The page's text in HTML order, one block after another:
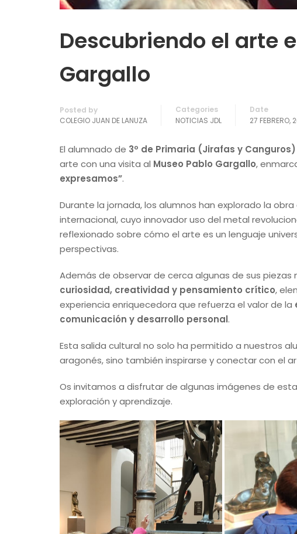
Descubriendo el arte
Gargallo
Posted by
COLEGIO JUAN DE LANUZA
Categories
NOTICIAS JDL
Date
27 FEBRERO,
El alumnado de 3º de Primaria (Jirafas y Canguros)
arte con una visita al Museo Pablo Gargallo,
expresamos”.
Durante la jornada, los alumnos han explorado la obra
internacional, cuyo innovador uso del metal
reflexionado sobre cómo el arte es un lenguaje
perspectivas.
Además de observar de cerca algunas de sus
curiosidad, creatividad y pensamiento crítico,
experiencia enriquecedora que refuerza el valor de la
comunicación y desarrollo personal.
Esta salida cultural no solo ha permitido a nuestros
aragonés, sino también inspirarse y conectar con el
Os invitamos a disfrutar de algunas imágenes de
exploración y aprendizaje.